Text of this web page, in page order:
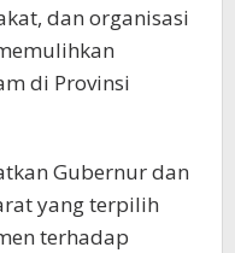
dan organisasi
di Provinsi
Gubernur dan
yang terpilih
terhadap